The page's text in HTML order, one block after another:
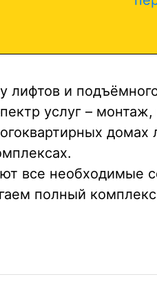
лифтов и
услуг –
все необходимые
полный